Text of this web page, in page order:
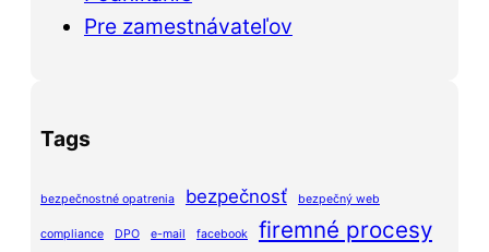
Pre zamestnávateľov
Tags
bezpečnostné opatrenia bezpečnosť bezpečný web
compliance DPO e-mail facebook firemné procesy